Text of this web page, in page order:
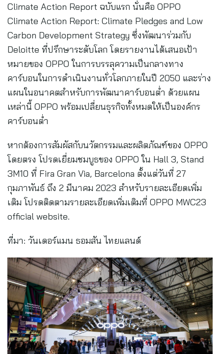
Climate Action Report ฉบับแรก นั่นคือ OPPO
Climate Action Report: Climate Pledges and Low
Carbon Development Strategy ซึ่งพัฒนาร่วมกับ
Deloitte ที่ปรึกษาระดับโลก โดยรายงานได้เสนอเป้า
หมายของ OPPO ในการบรรลุความเป็นกลางทาง
คาร์บอนในการดำเนินงานทั่วโลกภายในปี 2050 และร่าง
แผนในอนาคตสำหรับการพัฒนาคาร์บอนต่ำ ด้วยแผน
เหล่านี้ OPPO พร้อมเปลี่ยนธุรกิจทั้งหมดให้เป็นองค์กร
คาร์บอนต่ำ
หากต้องการสัมผัสกับนวัตกรรมและผลิตภัณฑ์ของ OPPO
โดยตรง โปรดเยี่ยมชมบูธของ OPPO ใน Hall 3, Stand
3M10 ที่ Fira Gran Via, Barcelona ตั้งแต่วันที่ 27
กุมภาพันธ์ ถึง 2 มีนาคม 2023 สำหรับรายละเอียดเพิ่ม
เติม โปรดติดตามรายละเอียดเพิ่มเติมที่ OPPO MWC23
official website.
ที่มา: วันเดอร์แมน ธอมสัน ไทยแลนด์